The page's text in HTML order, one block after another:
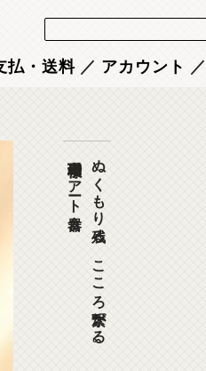
払・送料 ／ アカウント ／
ぬくもり残る、こころ繋がる。
珊瑚模様のアート食器